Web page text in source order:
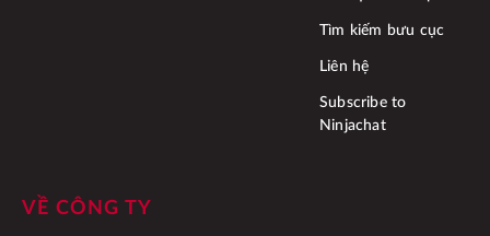
Tìm kiếm bưu cục
Liên hệ
Subscribe to
Ninjachat
VỀ CÔNG TY